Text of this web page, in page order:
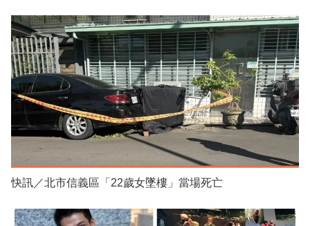
快訊／北市信義區「22歲女墜樓」當場死亡